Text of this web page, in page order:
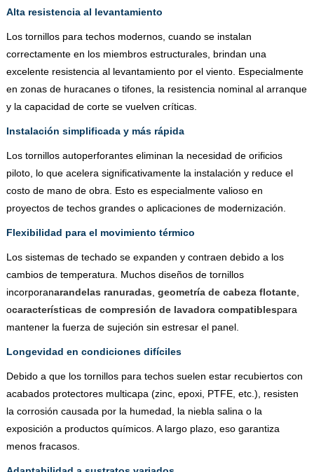
Alta resistencia al levantamiento
Los tornillos para techos modernos, cuando se instalan
correctamente en los miembros estructurales, brindan una
excelente resistencia al levantamiento por el viento. Especialmente
en zonas de huracanes o tifones, la resistencia nominal al arranque
y la capacidad de corte se vuelven críticas.
Instalación simplificada y más rápida
Los tornillos autoperforantes eliminan la necesidad de orificios
piloto, lo que acelera significativamente la instalación y reduce el
costo de mano de obra. Esto es especialmente valioso en
proyectos de techos grandes o aplicaciones de modernización.
Flexibilidad para el movimiento térmico
Los sistemas de techado se expanden y contraen debido a los
cambios de temperatura. Muchos diseños de tornillos
incorporanarandelas ranuradas, geometría de cabeza flotante,
ocaracterísticas de compresión de lavadora compatiblespara
mantener la fuerza de sujeción sin estresar el panel.
Longevidad en condiciones difíciles
Debido a que los tornillos para techos suelen estar recubiertos con
acabados protectores multicapa (zinc, epoxi, PTFE, etc.), resisten
la corrosión causada por la humedad, la niebla salina o la
exposición a productos químicos. A largo plazo, eso garantiza
menos fracasos.